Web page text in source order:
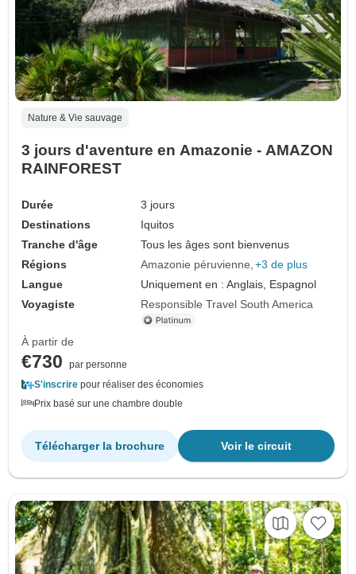
Nature & Vie sauvage
3 jours d'aventure en Amazonie - AMAZON
RAINFOREST
Durée
3 jours
Destinations
Iquitos
Tranche d'âge
Tous les âges sont bienvenus
Régions
Amazonie péruvienne +3 de plus
Langue
Uniquement en : Anglais, Espagnol
Voyagiste
Responsible Travel South America
À partir de
€730
par personne
S'inscrire pour réaliser des économies
Prix basé sur une chambre double
Voir le circuit
Télécharger la brochure